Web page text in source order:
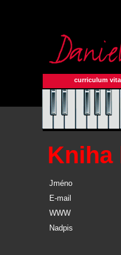
curriculum
Kniha
Jméno
E-mail
WWW
Nadpis